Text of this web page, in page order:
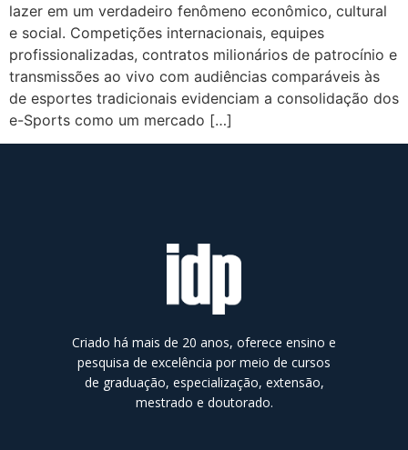
lazer em um verdadeiro fenômeno econômico, cultural
e social. Competições internacionais, equipes
profissionalizadas, contratos milionários de patrocínio e
transmissões ao vivo com audiências comparáveis às
de esportes tradicionais evidenciam a consolidação dos
e-Sports como um mercado […]
Criado há mais de 20 anos, oferece ensino e
pesquisa de excelência por meio de cursos
de graduação, especialização, extensão,
mestrado e doutorado.